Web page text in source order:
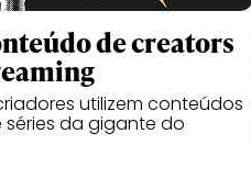
de creators
utilizem conteúdos
da gigante do